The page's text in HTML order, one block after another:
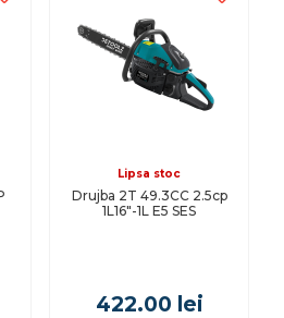
Lipsa stoc
Drujba 2T 49.3CC 2.5cp
1L16"-1L E5 SES
422.00 lei